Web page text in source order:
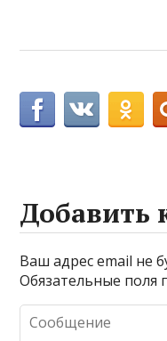
Добавить
Ваш адрес email не
Обязательные